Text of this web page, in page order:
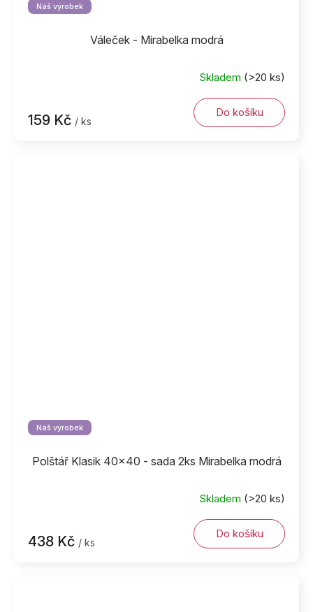
Náš výrobek
Váleček - Mirabelka modrá
Skladem (>20 ks)
159 Kč / ks
Do košíku
Náš výrobek
Polštář Klasik 40x40 - sada 2ks Mirabelka modrá
Skladem (>20 ks)
438 Kč / ks
Do košíku